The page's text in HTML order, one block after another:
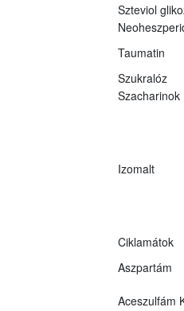
Szteviol
Taumatin
Szukralóz
Szacharinok
Izomalt
Ciklamátok
Aszpartám
Aceszulfám